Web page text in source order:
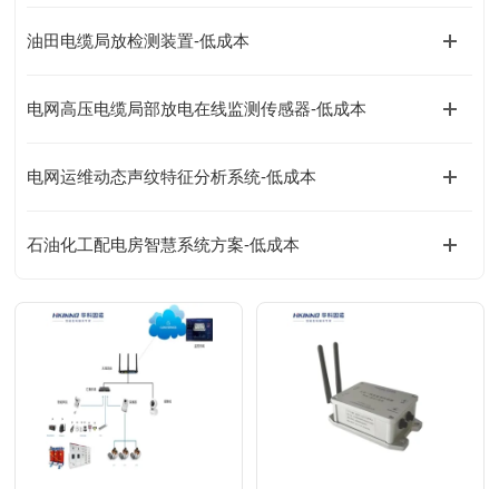
油田电缆局放检测装置-低成本
电网高压电缆局部放电在线监测传感器-低成本
电网运维动态声纹特征分析系统-低成本
石油化工配电房智慧系统方案-低成本